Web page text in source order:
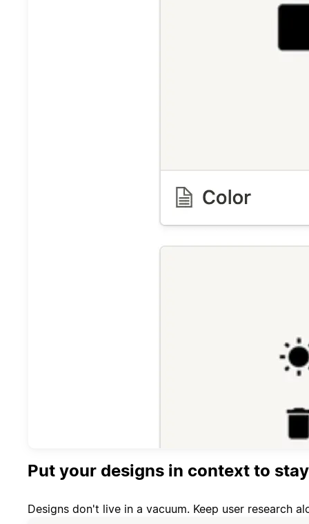
Put your designs in context to
Designs don't live in a vacuum. Keep user research